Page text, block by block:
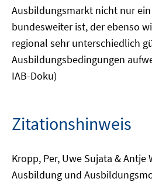
Ausbildungsmarkt nicht nur
bundesweiter ist, der ebenso
regional sehr unterschiedlich
Ausbildungsbedingungen
IAB-Doku)
Zitationshinweis
Kropp, Per, Uwe Sujata & Antje
Ausbildung und